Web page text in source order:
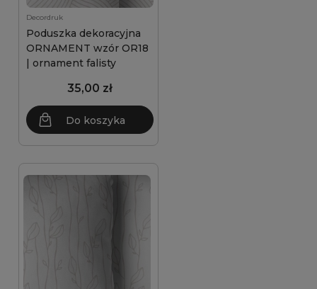
Decordruk
Poduszka dekoracyjna
ORNAMENT wzór OR18
| ornament falisty
35,00 zł
Do koszyka